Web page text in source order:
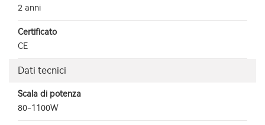
2 anni
Certificato
CE
Dati tecnici
Scala di potenza
80-1100W